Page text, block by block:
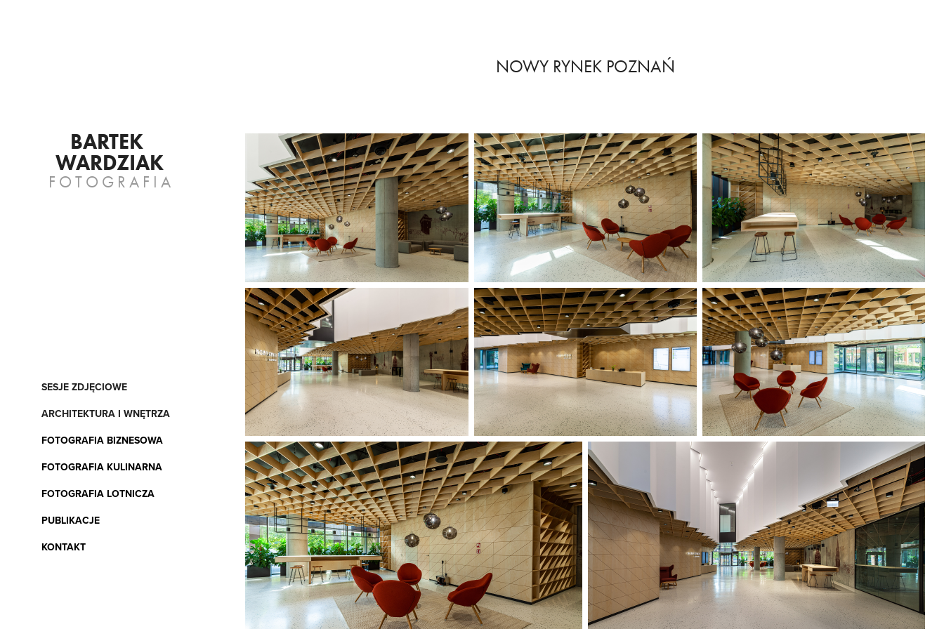
BARTEK
WARDZIAK
F O T O G R A F I A
SESJE ZDJĘCIOWE
ARCHITEKTURA I WNĘTRZA
FOTOGRAFIA BIZNESOWA
FOTOGRAFIA KULINARNA
FOTOGRAFIA LOTNICZA
PUBLIKACJE
KONTAKT
NOWY RYNEK POZNAŃ